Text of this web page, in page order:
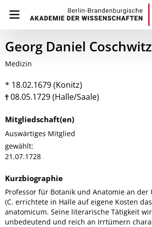
Georg Daniel Coschwitz
Medizin
* 18.02.1679 (Konitz)
08.05.1729 (Halle/Saale)
Mitgliedschaft(en)
Auswärtiges Mitglied
gewählt:
21.07.1728
Kurzbiographie
Professor für Botanik und Anatomie an der
(C. errichtete in Halle auf eigene Kosten
anatomicum. Seine literarische Tätigkeit
unbedeutend und reich an Irrtümern